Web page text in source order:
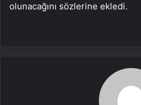
olunacağını sözlerine ekledi.